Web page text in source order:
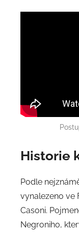
Historie
Podle
vynalezeno ve
Casoni.
Negroniho,